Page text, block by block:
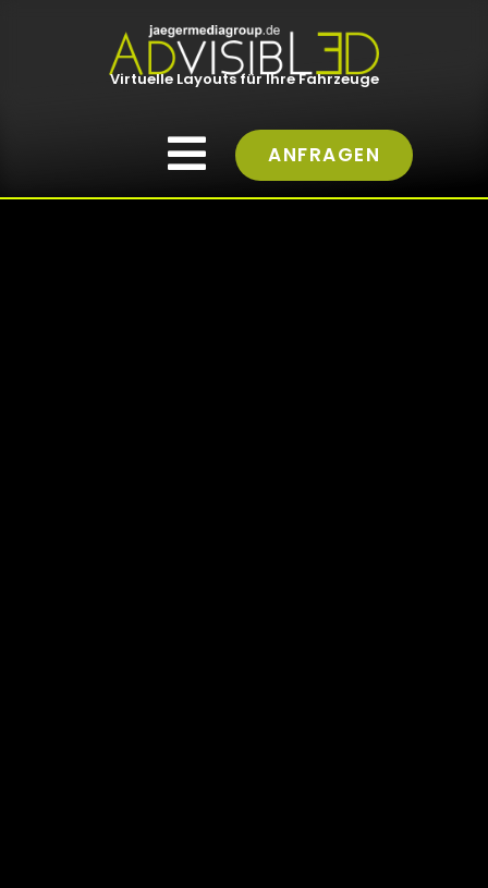
Virtuelle Layouts für Ihre Fahrzeuge
ANFRAGEN